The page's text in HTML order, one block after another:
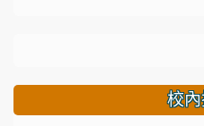
校